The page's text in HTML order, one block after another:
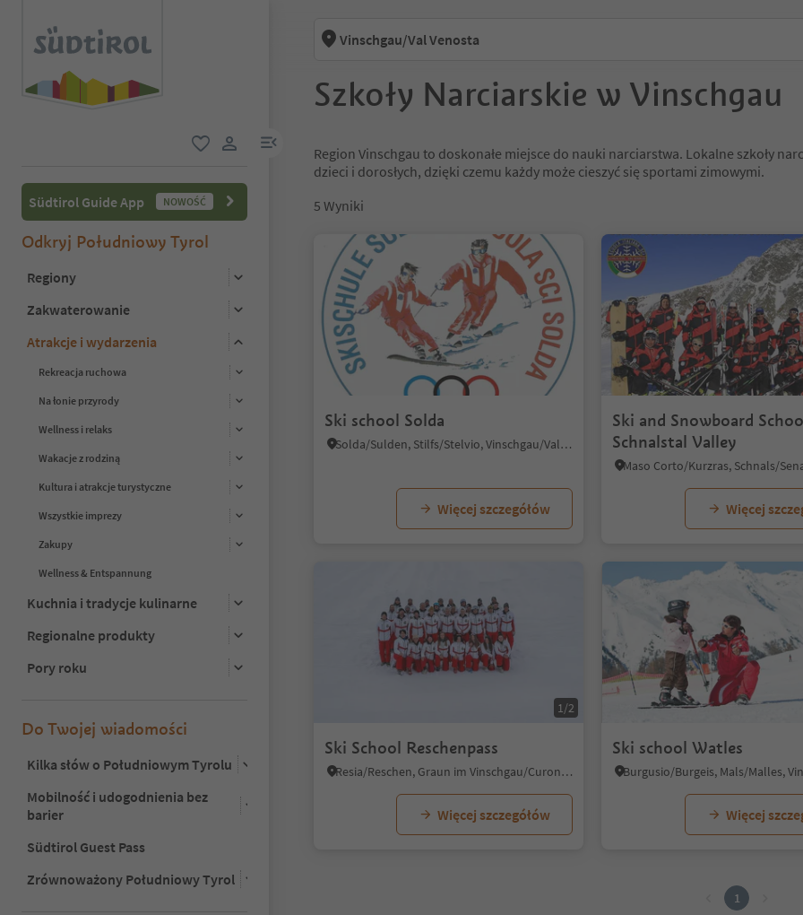
link użytkownika
link menu
Südtirol Guide App NOWOŚĆ
Odkryj Południowy Tyrol
Regiony
Zakwaterowanie
Atrakcje i wydarzenia
Rekreacja ruchowa
Na łonie przyrody
Wellness i relaks
Wakacje z rodziną
Kultura i atrakcje turystyczne
Wszystkie imprezy
Zakupy
Wellness & Entspannung
Kuchnia i tradycje kulinarne
Regionalne produkty
Pory roku
Do Twojej wiadomości
Kilka słów o Południowym Tyrolu
Mobilność i udogodnienia bez
barier
Südtirol Guest Pass
Zrównoważony Południowy Tyrol
Vinschgau/Val Venosta
Szkoły Narciarskie w Vinschgau
Region Vinschgau to doskonałe miejsce do nauki narciarstwa. Lokalne szkoły
dzieci i dorosłych, dzięki czemu każdy może cieszyć się sportami zimowymi.
5 Wyniki
Ski school Solda
Solda/Sulden, Stilfs/Stelvio, Vinschgau/Val Venosta
Więcej szczegółów
Ski and Snowboard
Schnalstal Valley
Więcej
1/2
Ski School Reschenpass
Resia/Reschen, Graun im Vinschgau/Curon Venosta, Vinschgau/Val Venosta
Więcej szczegółów
Ski school Watles
Więcej
1